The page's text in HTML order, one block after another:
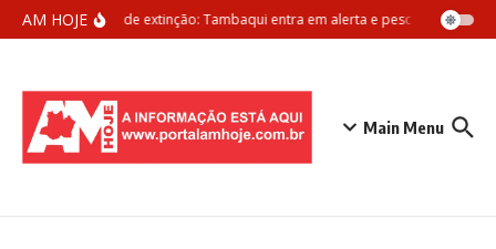
Ir para o conteúdo
AM HOJEAmeaça de extinção: Tambaqui entra em alerta e pesca pode ser
Main Menu